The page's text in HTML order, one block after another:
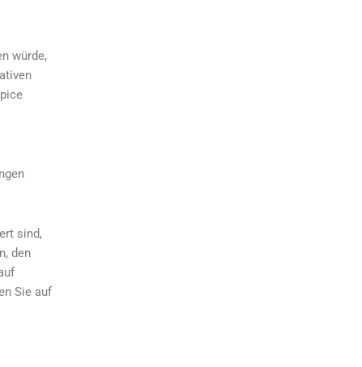
würde,
sind,
den
Sie auf